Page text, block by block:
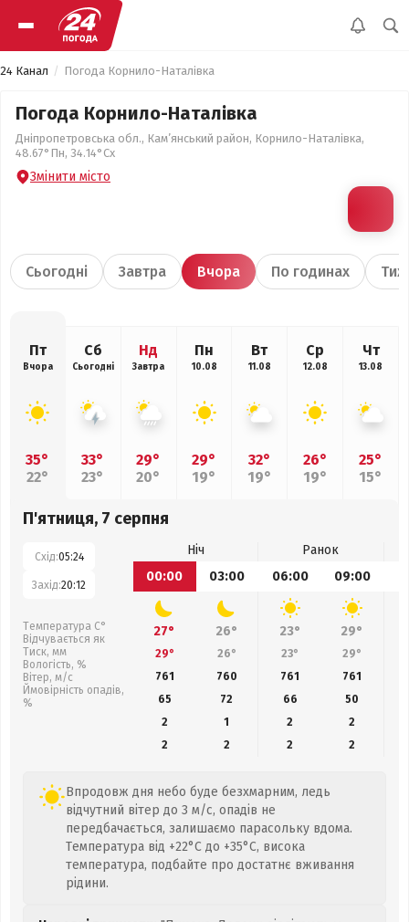
24 Канал Погода Корнило-Наталівка
Погода Корнило-Наталівка
Дніпропетровська обл., Кам’янський район, Корнило-Наталівка,
48.67°Пн, 34.14°Сх
Змінити місто
Сьогодні Завтра Вчора По годинах
Пт
Вчора
35°
22°
Сб
Сьогодні
33°
23°
Нд
Завтра
29°
20°
Пн
10.08
29°
19°
Вт
11.08
32°
19°
Ср
12.08
26°
19°
Чт
13.08
25°
15°
П'ятниця, 7 серпня
Схід:05:24
Захід:20:12
Температура С°
Відчувається як
Тиск, мм
Вологість, %
Вітер, м/с
Ймовірність опадів,
%
Ніч
Ранок
00:00
03:00 06:00 09:00
27° 26° 23° 29°
29° 26° 23° 29°
761
760 761 761
65
72 66
50
2
1 2
2
2
2 2 2
Впродовж дня небо буде безхмарним, ледь
відчутний вітер до 3 м/с, опадів не
передбачається, залишаємо парасольку вдома.
Температура від +22°C до +35°C, висока
температура, подбайте про достатнє вживання
рідини.